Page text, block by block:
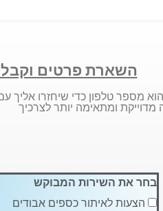
השארת פרטים
מספר טלפון כדי שיחזרו אליך
ומתאימה יותר לצרכיך
בחר את השירות המבוקש
הצעות לאיתור כספים אבודים